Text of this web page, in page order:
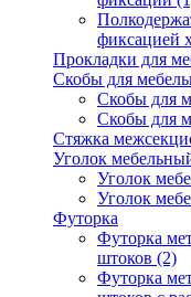
фиксацией
Прокладки для
Скобы для
Скобы для
Скобы для
Стяжка
Уголок
Уголок
Уголок
Футорка
Футорка
штоков (2)
Футорка